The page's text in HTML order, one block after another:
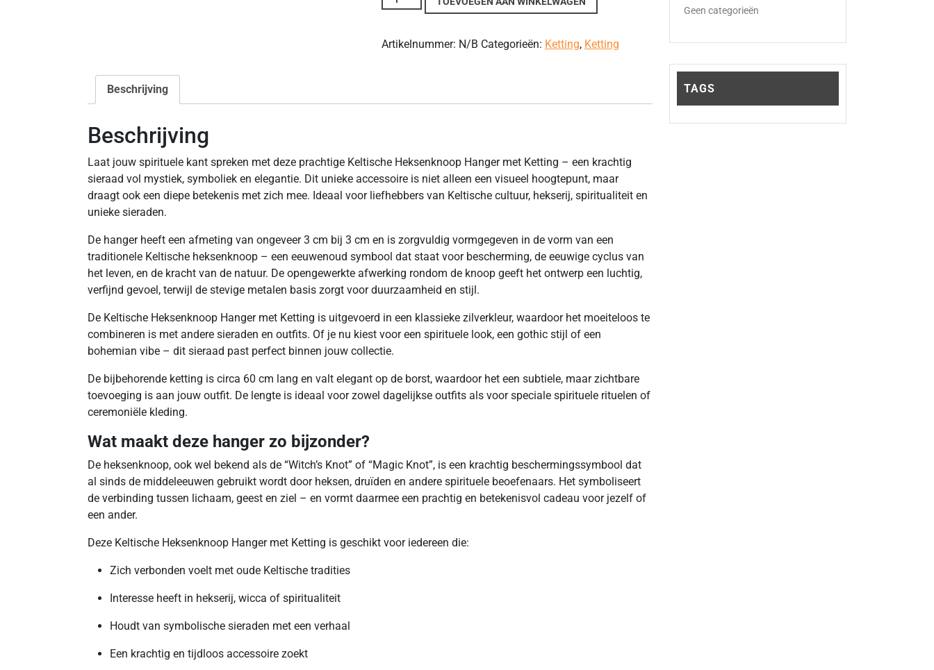
Artikelnummer: N/B Categorieën: Ketting, Ketting
Beschrijving
Beschrijving
Laat jouw spirituele kant spreken met deze prachtige Keltische Heksenknoop Hanger met Ketting – een krachtig
sieraad vol mystiek, symboliek en elegantie. Dit unieke accessoire is niet alleen een visueel hoogtepunt, maar
draagt ook een diepe betekenis met zich mee. Ideaal voor liefhebbers van Keltische cultuur, hekserij, spiritualiteit en
unieke sieraden.
De hanger heeft een afmeting van ongeveer 3 cm bij 3 cm en is zorgvuldig vormgegeven in de vorm van een
traditionele Keltische heksenknoop – een eeuwenoud symbool dat staat voor bescherming, de eeuwige cyclus van
het leven, en de kracht van de natuur. De opengewerkte afwerking rondom de knoop geeft het ontwerp een luchtig,
verfijnd gevoel, terwijl de stevige metalen basis zorgt voor duurzaamheid en stijl.
De Keltische Heksenknoop Hanger met Ketting is uitgevoerd in een klassieke zilverkleur, waardoor het moeiteloos te
combineren is met andere sieraden en outfits. Of je nu kiest voor een spirituele look, een gothic stijl of een
bohemian vibe – dit sieraad past perfect binnen jouw collectie.
De bijbehorende ketting is circa 60 cm lang en valt elegant op de borst, waardoor het een subtiele, maar zichtbare
toevoeging is aan jouw outfit. De lengte is ideaal voor zowel dagelijkse outfits als voor speciale spirituele rituelen of
ceremoniële kleding.
Wat maakt deze hanger zo bijzonder?
De heksenknoop, ook wel bekend als de “Witch’s Knot” of “Magic Knot”, is een krachtig beschermingssymbool dat
al sinds de middeleeuwen gebruikt wordt door heksen, druïden en andere spirituele beoefenaars. Het symboliseert
de verbinding tussen lichaam, geest en ziel – en vormt daarmee een prachtig en betekenisvol cadeau voor jezelf of
een ander.
Deze Keltische Heksenknoop Hanger met Ketting is geschikt voor iedereen die:
Zich verbonden voelt met oude Keltische tradities
Interesse heeft in hekserij, wicca of spiritualiteit
Houdt van symbolische sieraden met een verhaal
Een krachtig en tijdloos accessoire zoekt
Geen categorieën
TAGS